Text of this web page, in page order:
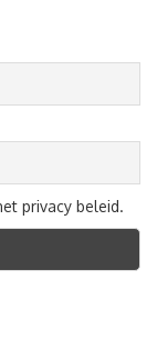
privacy beleid.